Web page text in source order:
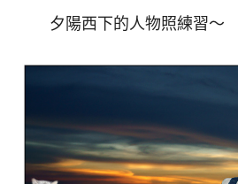
夕陽西下的人物照練習～